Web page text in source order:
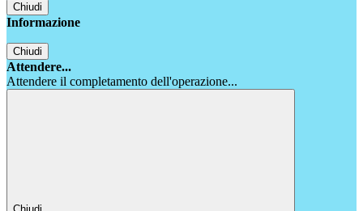
Chiudi
Informazione
Chiudi
Attendere...
Attendere il completamento dell'operazione...